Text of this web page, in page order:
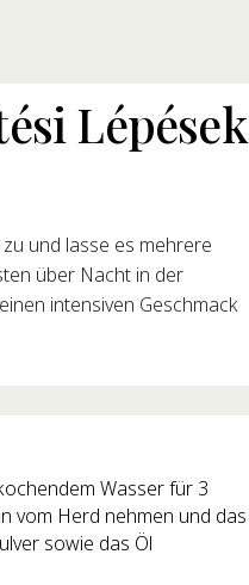
Lépések
und lasse es mehrere
über Nacht in der
intensiven Geschmack
Wasser für 3
vom Herd nehmen und das
sowie das Öl